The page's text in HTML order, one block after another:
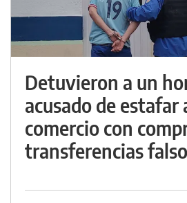
Detuvieron a un
acusado de estafar
comercio con
transferencias